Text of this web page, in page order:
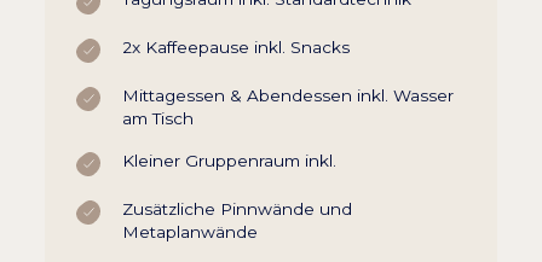
2x Kaffeepause inkl. Snacks
Mittagessen & Abendessen inkl. Wasser
am Tisch
Kleiner Gruppenraum inkl.
Zusätzliche Pinnwände und
Metaplanwände